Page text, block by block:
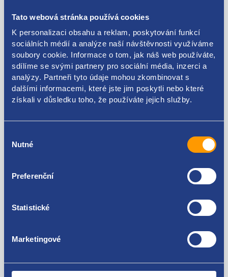
Tato webová stránka používá cookies
K personalizaci obsahu a reklam, poskytování funkcí
sociálních médií a analýze naší návštěvnosti využíváme
soubory cookie. Informace o tom, jak náš web používáte,
sdílíme se svými partnery pro sociální média, inzerci a
analýzy. Partneři tyto údaje mohou zkombinovat s
dalšími informacemi, které jste jim poskytli nebo které
získali v důsledku toho, že používáte jejich služby.
souhlasu
Nutné
Preferenční
Statistické
Marketingové
barva: béžová
FIAT original
735544282
735544282
Peugeot Boxer 2006-